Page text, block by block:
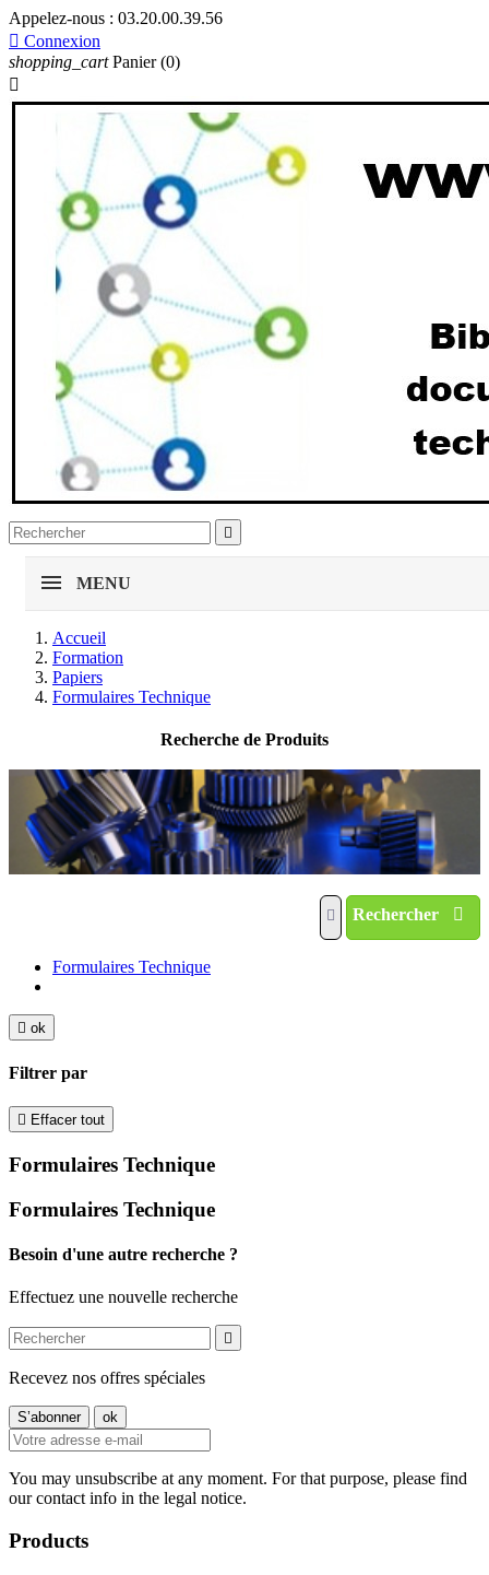
Appelez-nous : 03.20.00.39.56
 Connexion
shopping_cart Panier (0)


MENU
Accueil
Formation
Papiers
Formulaires Technique
Recherche de Produits
Rechercher
Formulaires Technique
 ok
Filtrer par
 Effacer tout
Formulaires Technique
Formulaires Technique
Besoin d'une autre recherche ?
Effectuez une nouvelle recherche

Recevez nos offres spéciales
You may unsubscribe at any moment. For that purpose, please find
our contact info in the legal notice.
Products